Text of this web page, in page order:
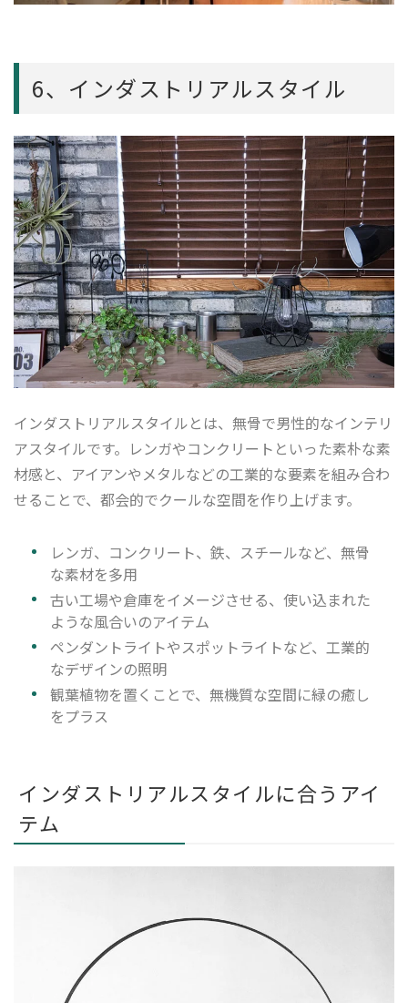
6、インダストリアルスタイル
インダストリアルスタイルとは、無骨で男性的なインテリ
アスタイルです。レンガやコンクリートといった素朴な素
材感と、アイアンやメタルなどの工業的な要素を組み合わ
せることで、都会的でクールな空間を作り上げます。
レンガ、コンクリート、鉄、スチールなど、無骨
な素材を多用
古い工場や倉庫をイメージさせる、使い込まれた
ような風合いのアイテム
ペンダントライトやスポットライトなど、工業的
なデザインの照明
観葉植物を置くことで、無機質な空間に緑の癒し
をプラス
インダストリアルスタイルに合うアイ
テム